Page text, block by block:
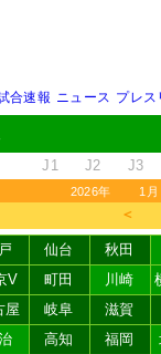
合速報 ニュース プレス
J1 J2 J3
2026年 1月
＜
仙台 秋田
V 町田 川崎
屋 岐阜 滋賀
高知 福岡